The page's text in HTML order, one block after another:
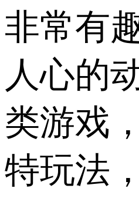
非常有
人心的
类游戏
特玩法